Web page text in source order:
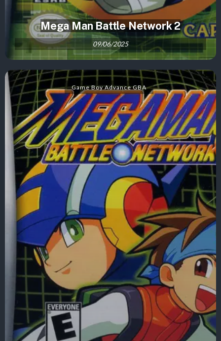
Mega Man Battle Network 2
09/06/2025
Game Boy Advance GBA